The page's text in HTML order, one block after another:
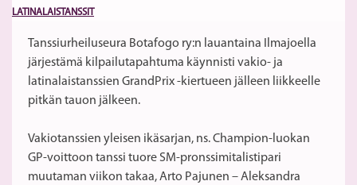
LATINALAISTANSSIT
Tanssiurheiluseura Botafogo ry:n lauantaina Ilmajoella
järjestämä kilpailutapahtuma käynnisti vakio- ja
latinalaistanssien GrandPrix -kiertueen jälleen liikkeelle
pitkän tauon jälkeen.
Vakiotanssien yleisen ikäsarjan, ns. Champion-luokan
GP-voittoon tanssi tuore SM-pronssimitalistipari
muutaman viikon takaa, Arto Pajunen – Aleksandra